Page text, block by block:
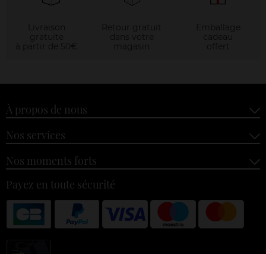
À propos de nous
Nos services
Nos moments forts
Payez en toute sécurité